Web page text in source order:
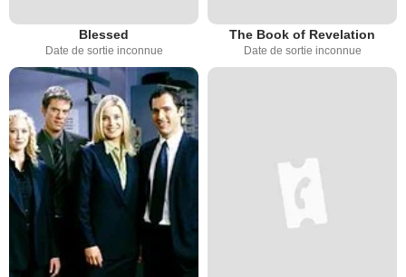
Blessed
Date de sortie inconnue
The Book of Revelation
Date de sortie inconnue